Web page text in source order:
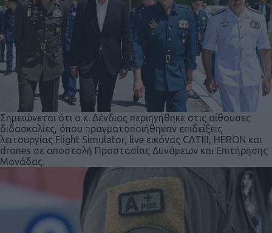
Σημειώνεται ότι ο κ. Δένδιας περιηγήθηκε στις αίθουσες
διδασκαλίες, όπου πραγματοποιήθηκαν επιδείξεις
λειτουργίας Flight Simulator, live εικόνας CATIII, HERON και
drones σε αποστολή Προστασίας Δυνάμεων και Επιτήρησης
Μονάδας.